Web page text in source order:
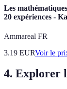
Les
20 expériences -
Ammareal FR
3.19 EURVoir le
4. Explorer